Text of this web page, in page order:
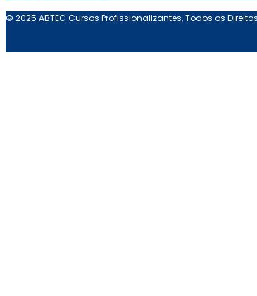
© 2025 ABTEC Cursos Profissionalizantes, Todos os